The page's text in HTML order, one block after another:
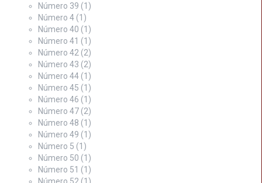
Número 39 (1)
Número 4 (1)
Número 40 (1)
Número 41 (1)
Número 42 (2)
Número 43 (2)
Número 44 (1)
Número 45 (1)
Número 46 (1)
Número 47 (2)
Número 48 (1)
Número 49 (1)
Número 5 (1)
Número 50 (1)
Número 51 (1)
Número 52 (1)